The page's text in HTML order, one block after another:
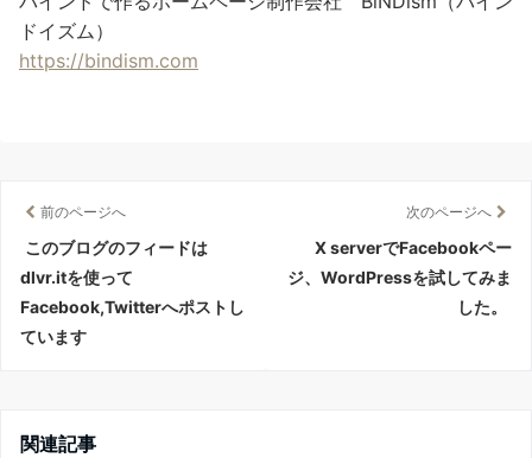
ドイズム）
https://bindism.com
前のページへ
このブログのフィードは
dlvr.itを使って
Facebook,Twitterへポストし
ています
次のページへ
X serverでFacebookペー
ジ、WordPressを試してみま
した。
関連記事